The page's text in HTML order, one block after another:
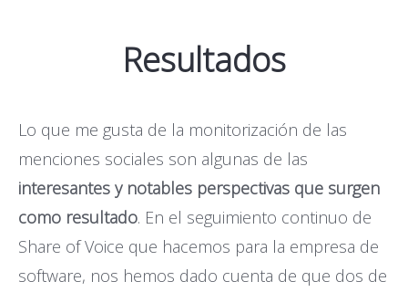
Resultados
Lo que me gusta de la monitorización de las
menciones sociales son algunas de las
interesantes y notables perspectivas que surgen
como resultado. En el seguimiento continuo de
Share of Voice que hacemos para la empresa de
software, nos hemos dado cuenta de que dos de